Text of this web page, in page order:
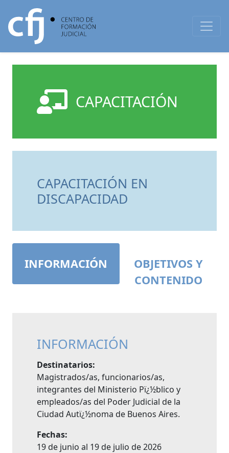
CAPACITACIÓN
CAPACITACIÓN EN
DISCAPACIDAD
INFORMACIÓN
OBJETIVOS Y
CONTENIDO
INFORMACIÓN
Destinatarios:
Magistrados/as, funcionarios/as,
integrantes del Ministerio Pï¿½blico y
empleados/as del Poder Judicial de la
Ciudad Autï¿½noma de Buenos Aires.
Fechas:
19 de junio al 19 de julio de 2026